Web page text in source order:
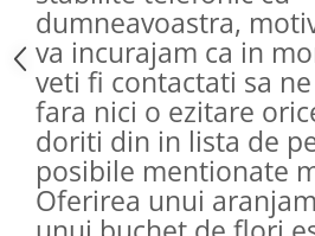
dumneavoastra,
va incurajam ca in
veti fi contactati sa
fara nici o ezitare
doriti din in lista de
posibile mentionate
Oferirea unui